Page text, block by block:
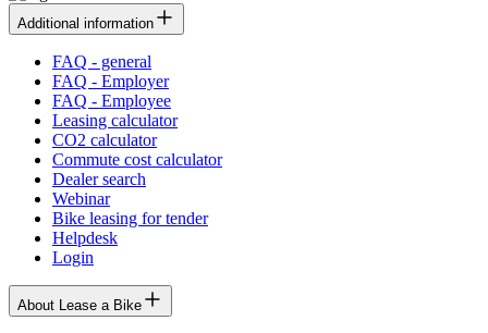
Additional information
FAQ - general
FAQ - Employer
FAQ - Employee
Leasing calculator
CO2 calculator
Commute cost calculator
Dealer search
Webinar
Bike leasing for tender
Helpdesk
Login
About Lease a Bike